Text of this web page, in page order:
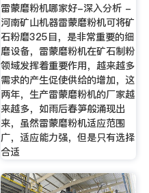
雷蒙磨粉机哪家好-深入分析 -
河南矿山机器雷蒙磨粉机可将矿
石粉磨325目，是非常重要的细
磨设备，雷蒙磨粉机在矿石制粉
领域发挥着重要作用，越来越多
需求的产生促使供给的增加，这
两年，生产雷蒙磨粉机的厂家越
来越多，如雨后春笋般涌现出
来，虽然雷蒙磨粉机适应范围
广，适应能力强，但是只有选择
合适